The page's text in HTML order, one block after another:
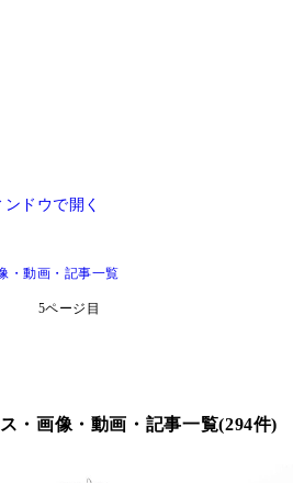
ドウで開く
・動画・記事一覧
5ページ目
・画像・動画・記事一覧(294件)